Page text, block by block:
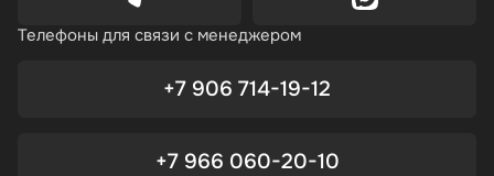
Телефоны для связи с менеджером
+7 906 714-19-12
+7 966 060-20-10